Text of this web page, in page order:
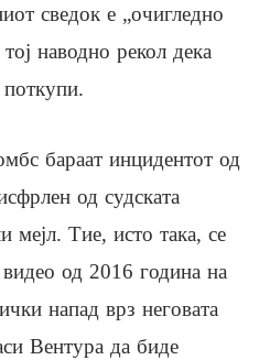
сведок е „очигледно
наводно рекол дека
бараат инцидентот од
од судската
мејл. Тие, исто така, се
од 2016 година на
напад врз неговата
Вентура да биде